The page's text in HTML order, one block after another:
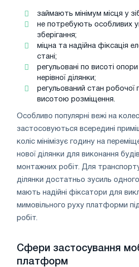
займають мінімум місця у
не потребують особливих
зберігання;
міцна та надійна фіксація
стані;
регульовані по висоті
нерівної ділянки;
регульований стан
висотою розміщення.
Особливо популярні вежі на
застосовуються всередині
коліс мінімізує годину на
нової ділянки для виконання
монтажних робіт. Для
ділянки достатньо зусиль
мають надійні фіксатори для
мимовільного руху платформи
робіт.
Сфери застосування
платформ